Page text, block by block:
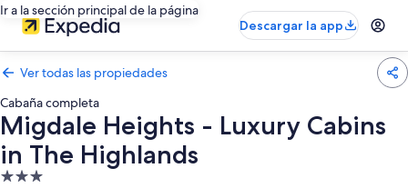
Ir a la sección principal de la página
Descargar la app
Ver todas las propiedades
Cabaña completa
Migdale Heights - Luxury Cabins
in The Highlands
Propiedad